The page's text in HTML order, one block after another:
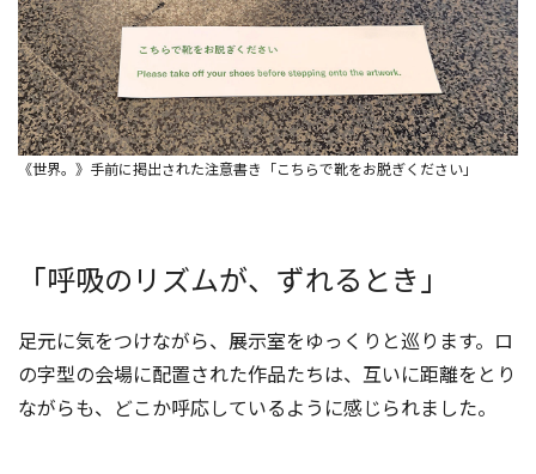
《世界。》手前に掲出された注意書き「こちらで靴をお脱ぎください」
「呼吸のリズムが、ずれるとき」
足元に気をつけながら、展示室をゆっくりと巡ります。ロ
の字型の会場に配置された作品たちは、互いに距離をとり
ながらも、どこか呼応しているように感じられました。